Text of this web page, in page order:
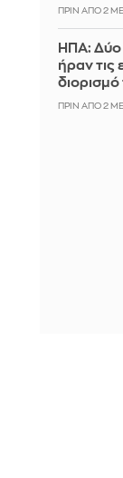
ΠΡΙΝ ΑΠΌ 2
ΗΠΑ: Δύο
ήραν τις
ΠΡΙΝ ΑΠΌ 2